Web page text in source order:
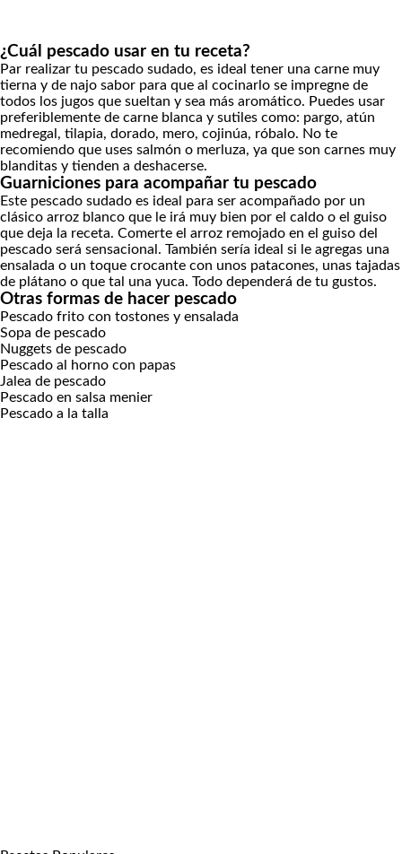
¿Cuál pescado usar en tu receta?
Par realizar tu pescado sudado, es ideal tener una carne muy
tierna y de najo sabor para que al cocinarlo se impregne de
todos los jugos que sueltan y sea más aromático. Puedes usar
preferiblemente de carne blanca y sutiles como: pargo, atún
medregal, tilapia, dorado, mero, cojinúa, róbalo. No te
recomiendo que uses salmón o merluza, ya que son carnes muy
blanditas y tienden a deshacerse.
Guarniciones para acompañar tu pescado
Este pescado sudado es ideal para ser acompañado por un
clásico arroz blanco que le irá muy bien por el caldo o el guiso
que deja la receta. Comerte el arroz remojado en el guiso del
pescado será sensacional. También sería ideal si le agregas una
ensalada o un toque crocante con unos patacones, unas tajadas
de plátano o que tal una yuca. Todo dependerá de tu gustos.
Otras formas de hacer pescado
Pescado frito con tostones y ensalada
Sopa de pescado
Nuggets de pescado
Pescado al horno con papas
Jalea de pescado
Pescado en salsa menier
Pescado a la talla